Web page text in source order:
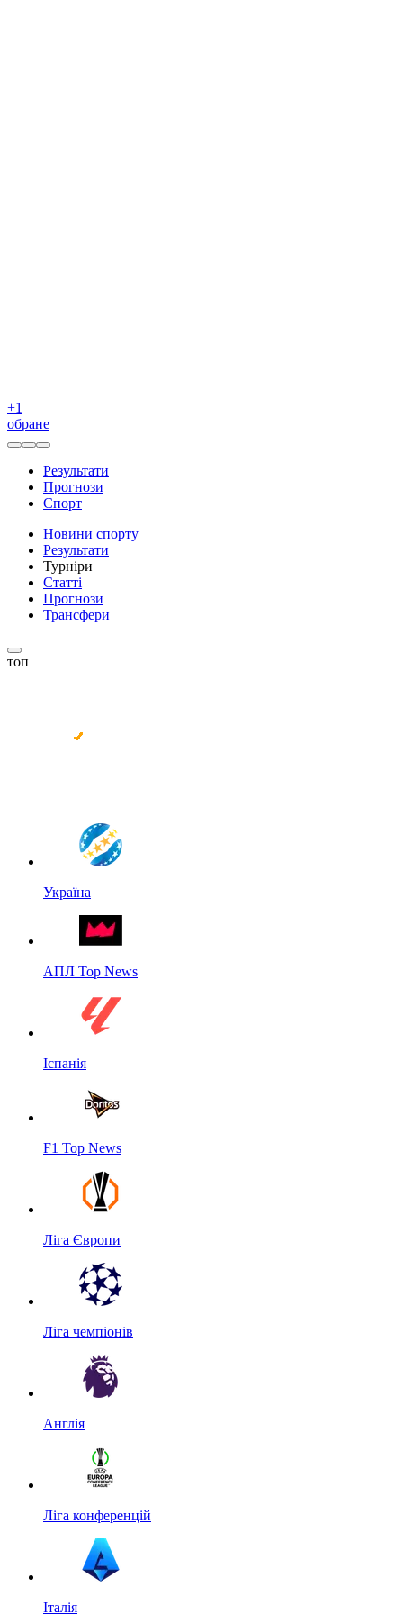
+1
обране
Результати
Прогнози
Спорт
Новини спорту
Результати
Турніри
Статті
Прогнози
Трансфери
топ
Україна
АПЛ Top News
Іспанія
F1 Top News
Ліга Європи
Ліга чемпіонів
Англія
Ліга конференцій
Італія